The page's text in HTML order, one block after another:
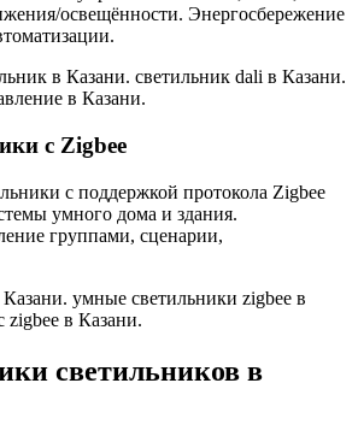
освещённости. Энергосбережение
в Казани. светильник dali в Казани.
в Казани.
с Zigbee
с поддержкой протокола Zigbee
умного дома и здания.
группами, сценарии,
умные светильники zigbee в
zigbee в Казани.
светильников в